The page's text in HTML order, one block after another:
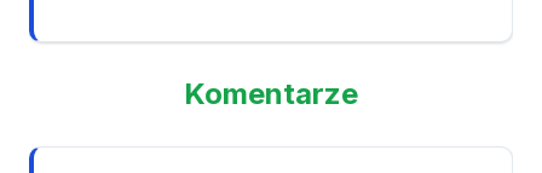
Komentarze